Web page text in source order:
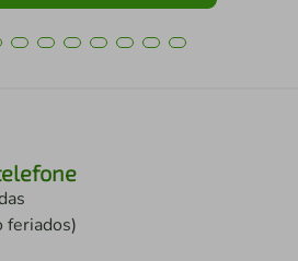
feriados)